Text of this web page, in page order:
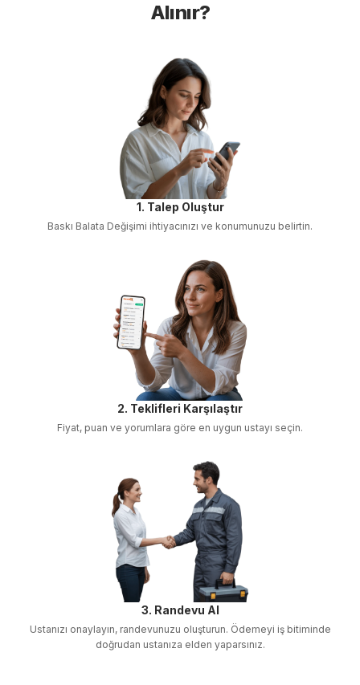
Alınır?
1. Talep Oluştur
Baskı Balata Değişimi ihtiyacınızı ve konumunuzu belirtin.
2. Teklifleri Karşılaştır
Fiyat, puan ve yorumlara göre en uygun ustayı seçin.
3. Randevu Al
Ustanızı onaylayın, randevunuzu oluşturun. Ödemeyi iş bitiminde
doğrudan ustanıza elden yaparsınız.